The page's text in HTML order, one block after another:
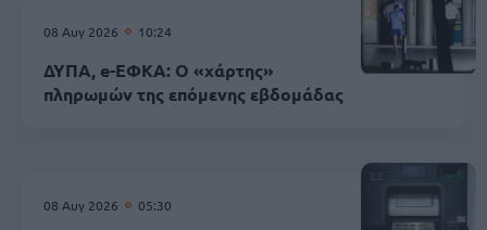
08 Αυγ 2026 10:24
ΔΥΠΑ, e-ΕΦΚΑ: Ο «χάρτης»
πληρωμών της επόμενης εβδομάδας
08 Αυγ 2026 05:30